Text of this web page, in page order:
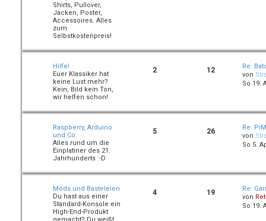
Shirts, Pullover,
Jacken, Poster,
Accessoires. Alles
zum
Selbstkostenpreis!
Hilfe!
Euer Klassiker hat
keine Lust mehr?
Kein, Bild kein Ton,
wir helfen schon!
2 12
Re:
von
So 19.
Raspberry, Arduino
und Co.
Alles rund um die
Einplatiner des 21.
Jahrhunderts :-D
5 26
Re:
von
So 5.
Mods und Basteleien
Du hast aus einer
Standard-Konsole ein
High-End-Produkt
4 19
Re:
von
So 19.